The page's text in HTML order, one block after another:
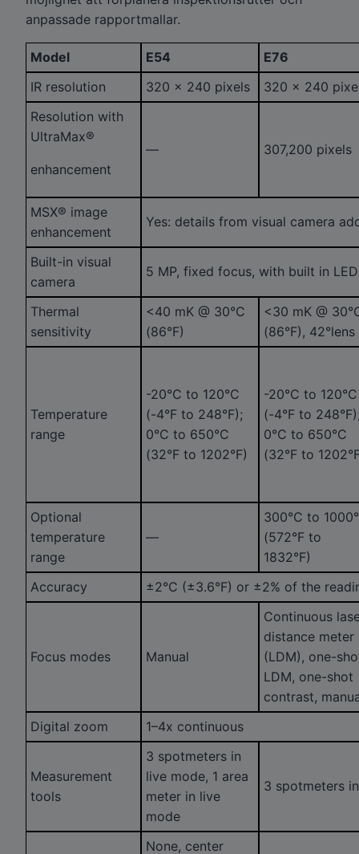
anpassade rapportmallar.
Model E54
E76
IR resolution
320 × 240 pixels
320 × 240
Resolution with
UltraMax®
enhancement
— 307,200 pixels
MSX® image
enhancement
Yes: details from visual camera
Built-in visual
camera
5 MP, fixed focus, with built in
Thermal
sensitivity
<40 mK @ 30°C
(86°F)
<30 mK @
(86°F), 42°lens
Temperature
range
-20°C to 120°C
(-4°F to 248°F);
0°C to 650°C
(32°F to 1202°F)
-20°C to 120°C
(-4°F to
0°C to 650°C
(32°F to
Optional
temperature
range
—
300°C to
(572°F to
1832°F)
Accuracy
±2°C (±3.6°F) or ±2% of the
Focus modes Manual
Continuous
distance meter
(LDM), one-
LDM, one-shot
contrast,
Digital zoom
1–4x continuous
Measurement
tools
3 spotmeters in
live mode, 1 area
meter in live
mode
3 spotmeters
None, center